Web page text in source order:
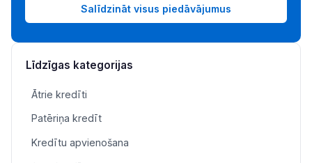
Salīdzināt visus piedāvājumus
Līdzīgas kategorijas
Ātrie kredīti
Patēriņa kredīt
Kredītu apvienošana